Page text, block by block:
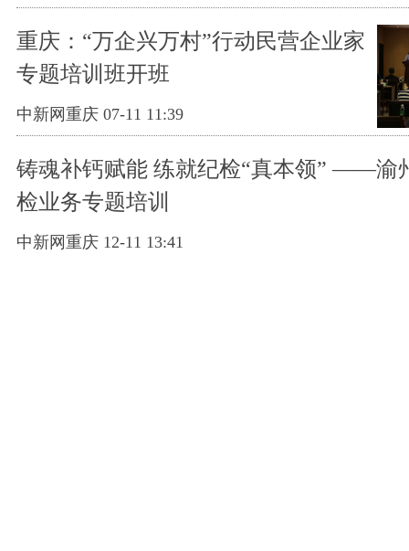
重庆：“万企兴万村”行动民营企业家
专题培训班开班
中新网重庆 07-11 11:39
铸魂补钙赋能 练就纪检“真本领” ——渝
检业务专题培训
中新网重庆 12-11 13:41